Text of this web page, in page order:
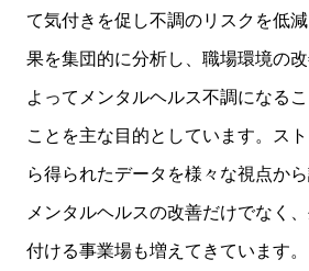
て気付きを促し不調のリスクを低
果を集団的に分析し、職場環境の
よってメンタルヘルス不調になる
ことを主な目的としています。ス
ら得られたデータを様々な視点か
メンタルヘルスの改善だけでなく
付ける事業場も増えてきています。